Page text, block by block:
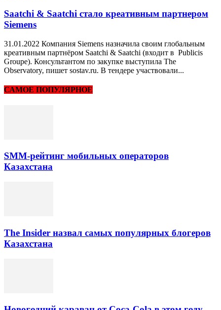
Saatchi & Saatchi стало креативным партнером
Siemens
31.01.2022 Компания Siemens назначила своим глобальным
креативным партнёром Saatchi & Saatchi (входит в Publicis
Groupe). Консультантом по закупке выступила The
Observatory, пишет sostav.ru. В тендере участвовали...
САМОЕ ПОПУЛЯРНОЕ
SMM-рейтинг мобильных операторов
Казахстана
The Insider назвал самых популярных блогеров
Казахстана